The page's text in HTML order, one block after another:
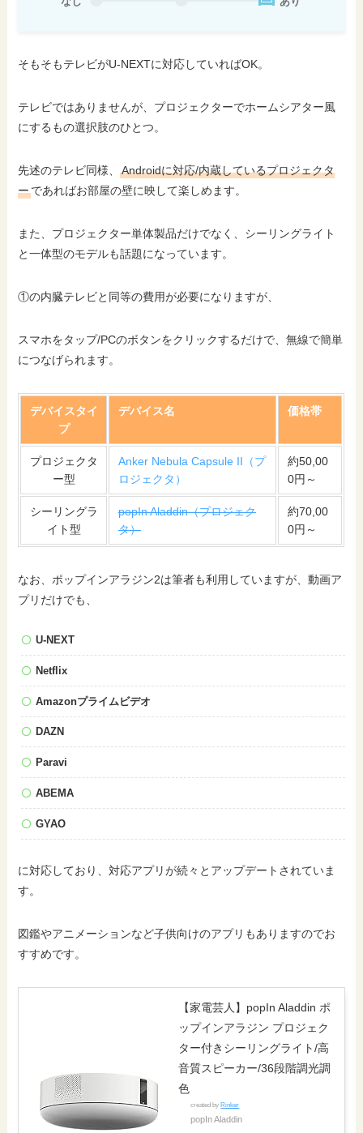
そもそもテレビがU-NEXTに対応していればOK。
テレビではありませんが、プロジェクターでホームシアター風
にするもの選択肢のひとつ。
先述のテレビ同様、Androidに対応/内蔵しているプロジェクタ
ーであればお部屋の壁に映して楽しめます。
また、プロジェクター単体製品だけでなく、シーリングライト
と一体型のモデルも話題になっています。
①の内臓テレビと同等の費用が必要になりますが、
スマホをタップ/PCのボタンをクリックするだけで、無線で簡単
につなげられます。
デバイスタイ
プ
デバイス名 価格帯
プロジェクタ
ー型
Anker Nebula Capsule II（プ
ロジェクタ）
約50,00
0円～
シーリングラ
イト型
popIn Aladdin（プロジェク
タ）
約70,00
0円～
なお、ポップインアラジン2は筆者も利用していますが、動画ア
プリだけでも、
U-NEXT
Netflix
Amazonプライムビデオ
DAZN
Paravi
ABEMA
GYAO
に対応しており、対応アプリが続々とアップデートされていま
す。
図鑑やアニメーションなど子供向けのアプリもありますのでお
すすめです。
【家電芸人】popIn Aladdin ポ
ップインアラジン プロジェク
ター付きシーリングライト/高
音質スピーカー/36段階調光調
色
created byRinker
popIn Aladdin